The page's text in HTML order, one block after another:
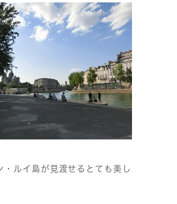
・ルイ島が見渡せるとても美し